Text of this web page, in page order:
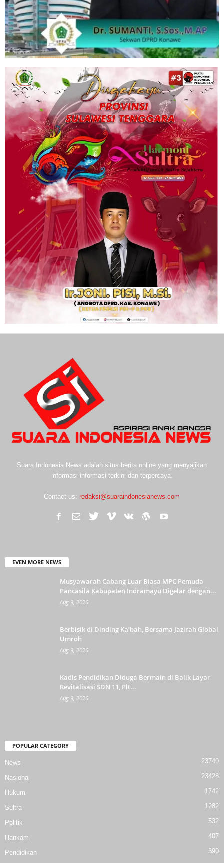
Suara Indonesia News adalah situs berita online yang menyajikan
informasi-informasi terkini dan terpercaya.
Contact us: redaksi@suaraindonesianews.com
EVEN MORE NEWS
Musyawarah Cabang Luar Biasa MPC Pemuda
Pancasila Kabupaten Indramayu Digelar dengan...
Aug 9, 2026
Berbisik di Dinding Ka’bah, Bersama Jazirah Global
Umroh
Aug 9, 2026
Kadis Pendidikan Diduga Bermain di Balik Layar
Revitalisasi SDN 11, Plt...
Aug 9, 2026
POPULAR CATEGORY
News 23740
Nasional 23428
Hukum 1742
Sultra 1282
Politik 532
Hankam 407
Pendidikan 390